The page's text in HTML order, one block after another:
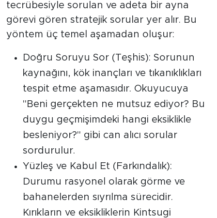
tecrübesiyle sorulan ve adeta bir ayna
görevi gören stratejik sorular yer alır. Bu
yöntem üç temel aşamadan oluşur:
Doğru Soruyu Sor (Teşhis): Sorunun
kaynağını, kök inançları ve tıkanıklıkları
tespit etme aşamasıdır. Okuyucuya
"Beni gerçekten ne mutsuz ediyor? Bu
duygu geçmişimdeki hangi eksiklikle
besleniyor?" gibi can alıcı sorular
sordurulur.
Yüzleş ve Kabul Et (Farkındalık):
Durumu rasyonel olarak görme ve
bahanelerden sıyrılma sürecidir.
Kırıkların ve eksikliklerin Kintsugi